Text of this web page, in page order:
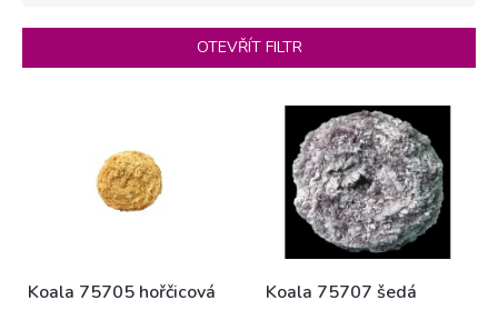
r
OTEVŘÍT FILTR
d
Koala 75705 hořčicová Koala 75707 šedá